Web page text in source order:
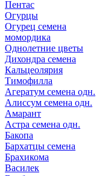
Пентас
Огурцы
Огурец семена
момордика
Однолетние цветы
Дихондра семена
Кальцеолярия
Тимофилла
Агератум семена одн.
Алиссум семена одн.
Амарант
Астра семена одн.
Бакопа
Бархатцы семена
Брахикома
Василек